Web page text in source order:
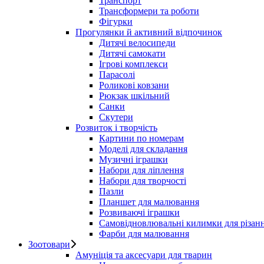
Трансформери та роботи
Фігурки
Прогулянки й активний відпочинок
Дитячі велосипеди
Дитячі самокати
Ігрові комплекси
Парасолі
Роликові ковзани
Рюкзак шкільний
Санки
Скутери
Розвиток і творчість
Картини по номерам
Моделі для складання
Музичні іграшки
Набори для ліплення
Набори для творчості
Пазли
Планшет для малювання
Розвиваючі іграшки
Самовідновлювальні килимки для
Фарби для малювання
Зоотовари
Амуніція та аксесуари для тварин